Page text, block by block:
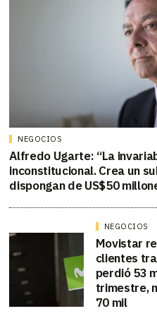
NEGOCIOS
Alfredo Ugarte: “La
inconstitucional. Crea un
dispongan de US$50
NEGOCIOS
Movistar
clientes
perdió 53
trimestre,
70 mil